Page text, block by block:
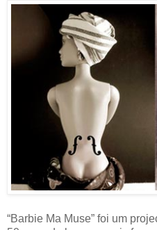
“Barbie Ma Muse” foi um